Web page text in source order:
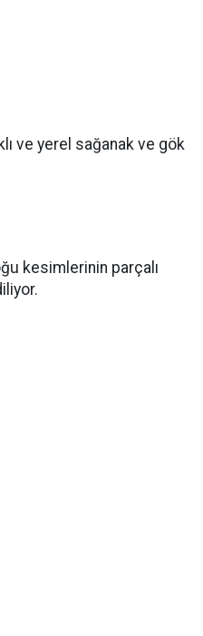
ve yerel sağanak ve gök
kesimlerinin parçalı